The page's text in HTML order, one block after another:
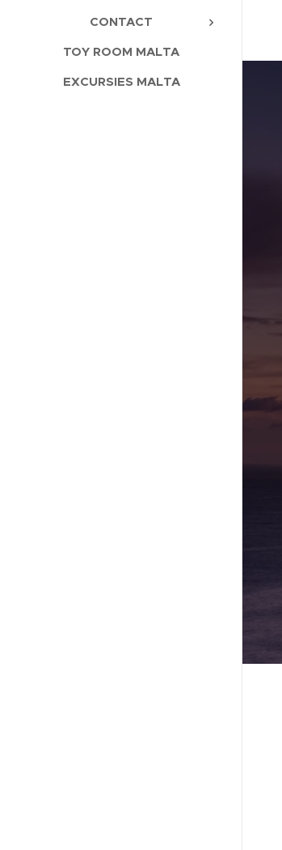
CONTACT
TOY ROOM MALTA
EXCURSIES MALTA